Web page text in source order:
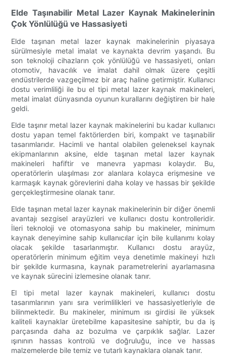
Elde Taşınabilir Metal Lazer Kaynak Makinelerinin
Çok Yönlülüğü ve Hassasiyeti
Elde taşınan metal lazer kaynak makinelerinin piyasaya
sürülmesiyle metal imalat ve kaynakta devrim yaşandı. Bu
son teknoloji cihazların çok yönlülüğü ve hassasiyeti, onları
otomotiv, havacılık ve imalat dahil olmak üzere çeşitli
endüstrilerde vazgeçilmez bir araç haline getirmiştir. Kullanıcı
dostu verimliliği ile bu el tipi metal lazer kaynak makineleri,
metal imalat dünyasında oyunun kurallarını değiştiren bir hale
geldi.
Elde taşınır metal lazer kaynak makinelerini bu kadar kullanıcı
dostu yapan temel faktörlerden biri, kompakt ve taşınabilir
tasarımlarıdır. Hacimli ve hantal olabilen geleneksel kaynak
ekipmanlarının aksine, elde taşınan metal lazer kaynak
makineleri hafiftir ve manevra yapması kolaydır. Bu,
operatörlerin ulaşılması zor alanlara kolayca erişmesine ve
karmaşık kaynak görevlerini daha kolay ve hassas bir şekilde
gerçekleştirmesine olanak tanır.
Elde taşınan metal lazer kaynak makinelerinin bir diğer önemli
avantajı sezgisel arayüzleri ve kullanıcı dostu kontrolleridir.
İleri teknoloji ve otomasyona sahip bu makineler, minimum
kaynak deneyimine sahip kullanıcılar için bile kullanımı kolay
olacak şekilde tasarlanmıştır. Kullanıcı dostu arayüz,
operatörlerin minimum eğitim veya denetimle makineyi hızlı
bir şekilde kurmasına, kaynak parametrelerini ayarlamasına
ve kaynak sürecini izlemesine olanak tanır.
El tipi metal lazer kaynak makineleri, kullanıcı dostu
tasarımlarının yanı sıra verimlilikleri ve hassasiyetleriyle de
bilinmektedir. Bu makineler, minimum ısı girdisi ile yüksek
kaliteli kaynaklar üretebilme kapasitesine sahiptir, bu da iş
parçasında daha az bozulma ve çarpıklık sağlar. Lazer
ışınının hassas kontrolü ve doğruluğu, ince ve hassas
malzemelerde bile temiz ve tutarlı kaynaklara olanak tanır.